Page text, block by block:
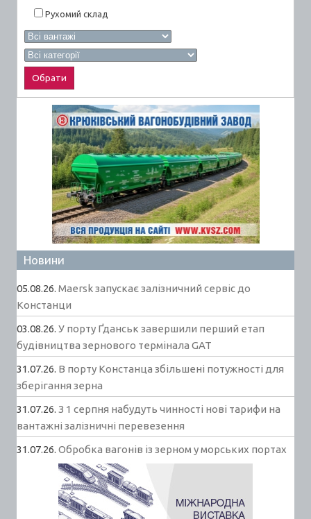
Рухомий склад
Новини
05.08.26. Maersk запускає залізничний сервіс до
Констанци
03.08.26. У порту Ґданськ завершили перший етап
будівництва зернового термінала GAT
31.07.26. В порту Констанца збільшені потужності для
зберігання зерна
31.07.26. З 1 серпня набудуть чинності нові тарифи на
вантажні залізничні перевезення
31.07.26. Обробка вагонів із зерном у морських портах